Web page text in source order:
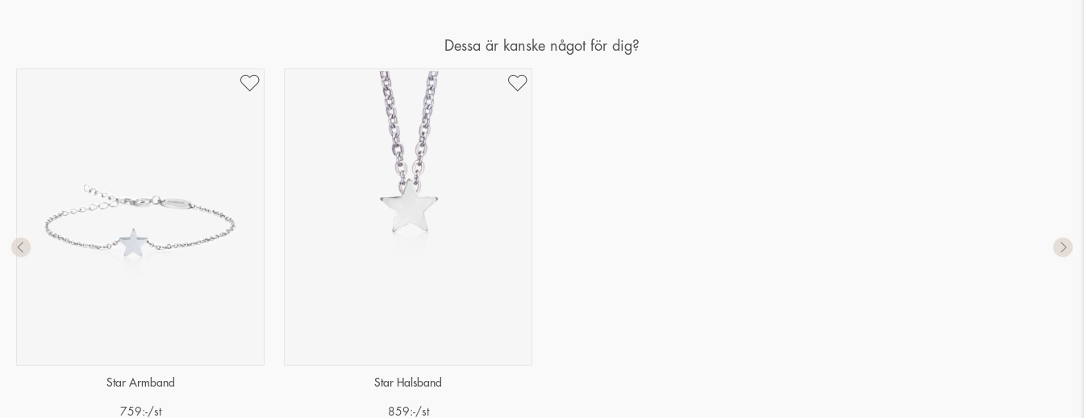
Dessa är kanske något för dig?
Star Armband
759:-/st
Star Halsband
859:-/st